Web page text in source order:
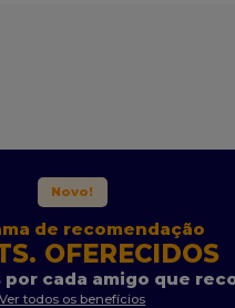
Novo!
de recomendação
OFERECIDOS
por cada amigo que
Ver todos os benefícios